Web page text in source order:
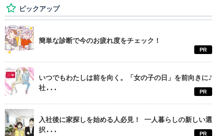
ピックアップ
簡単な診断で今のお疲れ度をチェック！
PR
いつでもわたしは前を向く。「女の子の日」を前向きに♪
社...
PR
入社後に家探しを始める人必見！ 一人暮らしの新しい選
択...
PR